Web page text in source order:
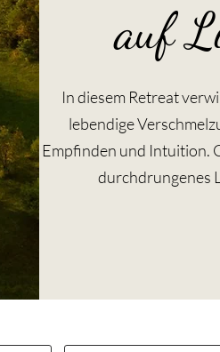
auf
In diesem Retreat
lebendige
Empfinden und Intuition.
durchdrungenes